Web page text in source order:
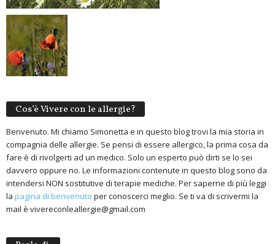
Cos’è Vivere con le allergie?
Benvenuto. Mi chiamo Simonetta e in questo blog trovi la mia storia in
compagnia delle allergie. Se pensi di essere allergico, la prima cosa da
fare è di rivolgerti ad un medico. Solo un esperto può dirti se lo sei
davvero oppure no. Le informazioni contenute in questo blog sono da
intendersi NON sostitutive di terapie mediche. Per saperne di più leggi
la pagina di benvenuto per conoscerci meglio. Se ti va di scrivermi la
mail è vivereconleallergie@gmail.com